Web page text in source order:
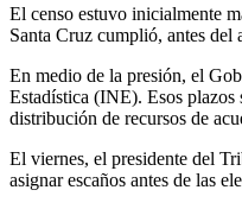
El censo estuvo inicialmente
Santa Cruz cumplió, antes del
En medio de la presión, el
Estadística (INE). Esos plazos
distribución de recursos de
El viernes, el presidente del
asignar escaños antes de las